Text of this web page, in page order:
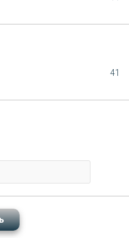
41